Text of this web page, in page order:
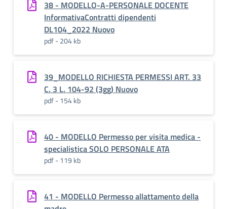
38 - MODELLO-A-PERSONALE DOCENTE
InformativaContratti dipendenti
DL104_2022 Nuovo
pdf - 204 kb
39_MODELLO RICHIESTA PERMESSI ART. 33
C. 3 L. 104-92 (3gg) Nuovo
pdf - 154 kb
40 - MODELLO Permesso per visita medica -
specialistica SOLO PERSONALE ATA
pdf - 119 kb
41 - MODELLO Permesso allattamento della